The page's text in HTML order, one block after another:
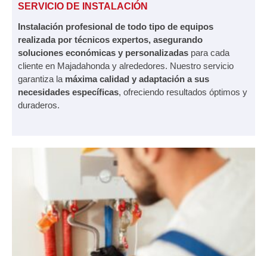
SERVICIO DE INSTALACIÓN
Instalación profesional de todo tipo de equipos
realizada por técnicos expertos, asegurando
soluciones económicas y personalizadas para cada
cliente en Majadahonda y alrededores. Nuestro servicio
garantiza la máxima calidad y adaptación a sus
necesidades específicas, ofreciendo resultados óptimos y
duraderos.